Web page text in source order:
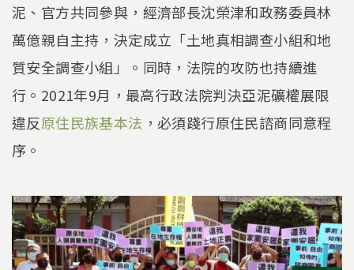
泥、官方共同參與，經濟部長沈榮津和政務委員林
萬億親自主持，決定成立「土地真相調查小組和地
質安全調查小組」。同時，法院的攻防也持續進
行。2021年9月，最高行政法院判決亞泥礦權展限
違反原住民族基本法 ，必須踐行原住民諮商同意程
序。